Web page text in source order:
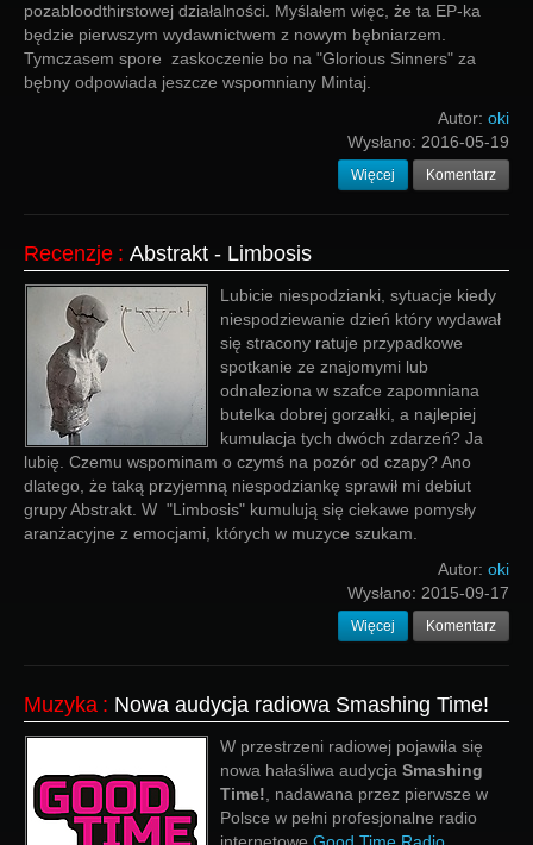
pozabloodthirstowej działalności. Myślałem więc, że ta EP-ka
będzie pierwszym wydawnictwem z nowym bębniarzem.
Tymczasem spore zaskoczenie bo na "Glorious Sinners" za
bębny odpowiada jeszcze wspomniany Mintaj.
Autor: oki
Wysłano: 2016-05-19
Więcej Komentarz
Recenzje : Abstrakt - Limbosis
Lubicie niespodzianki, sytuacje kiedy
niespodziewanie dzień który wydawał
się stracony ratuje przypadkowe
spotkanie ze znajomymi lub
odnaleziona w szafce zapomniana
butelka dobrej gorzałki, a najlepiej
kumulacja tych dwóch zdarzeń? Ja
lubię. Czemu wspominam o czymś na pozór od czapy? Ano
dlatego, że taką przyjemną niespodziankę sprawił mi debiut
grupy Abstrakt. W "Limbosis" kumulują się ciekawe pomysły
aranżacyjne z emocjami, których w muzyce szukam.
Autor: oki
Wysłano: 2015-09-17
Więcej Komentarz
Muzyka : Nowa audycja radiowa Smashing Time!
W przestrzeni radiowej pojawiła się
nowa hałaśliwa audycja Smashing
Time! , nadawana przez pierwsze w
Polsce w pełni profesjonalne radio